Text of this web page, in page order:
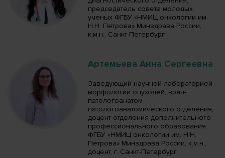
председатель совета молодых
ученых ФГБУ «НМИЦ онкологии им.
Н.Н. Петрова» Минздрава России,
к.м.н., Санкт-Петербург
Артемьева Анна Сергеевна
Заведующий научной лабораторией
морфологии опухолей, врач-
патологоанатом
патологоанатомического отделения,
доцент отделения дополнительного
профессионального образования
ФГБУ «НМИЦ онкологии им. Н.Н.
Петрова» Минздрава России, к.м.н.,
доцент, г. Санкт-Петербург